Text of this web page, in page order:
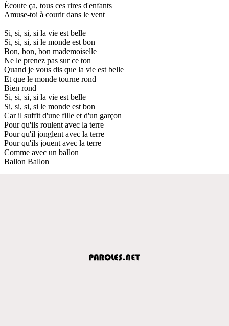
Écoute ça, tous ces rires d'enfants
Amuse-toi à courir dans le vent
Si, si, si, si la vie est belle
Si, si, si, si le monde est bon
Bon, bon, bon mademoiselle
Ne le prenez pas sur ce ton
Quand je vous dis que la vie est belle
Et que le monde tourne rond
Bien rond
Si, si, si, si la vie est belle
Si, si, si, si le monde est bon
Car il suffit d'une fille et d'un garçon
Pour qu'ils roulent avec la terre
Pour qu'il jonglent avec la terre
Pour qu'ils jouent avec la terre
Comme avec un ballon
Ballon Ballon